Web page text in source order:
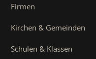
Firmen
Kirchen & Gemeinden
Schulen & Klassen